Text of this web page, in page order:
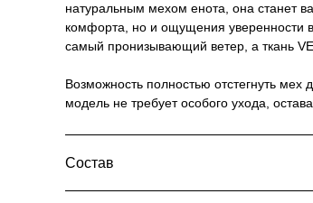
натуральным мехом енота, она станет
комфорта, но и ощущения уверенности
самый пронизывающий ветер, а ткань
Возможность полностью отстегнуть
модель не требует особого ухода,
Состав